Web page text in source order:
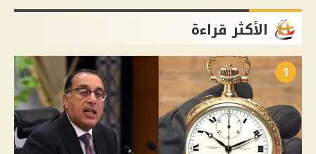
الأكثر قراءة
1